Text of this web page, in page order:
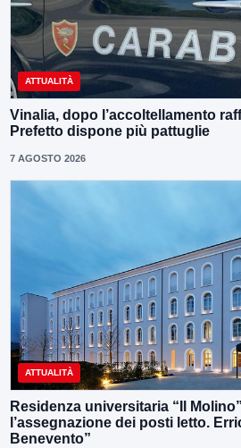
ATTUALITÀ
Vinalia, dopo l’accoltellamento
Prefetto dispone più pattuglie
7 AGOSTO 2026
ATTUALITÀ
Residenza universitaria “Il
l’assegnazione dei posti letto.
Benevento”